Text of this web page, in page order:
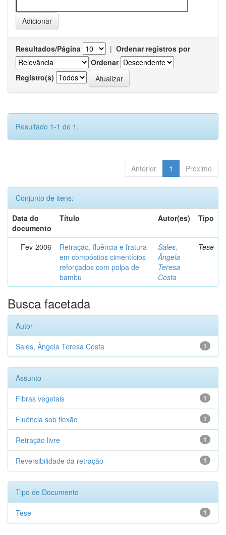
Resultados/Página | Ordenar registros por
Ordenar
Registro(s)
Resultado 1-1 de 1.
Anterior 1 Próximo
Conjunto de itens:
Data do
documento
Título Autor(es) Tipo
Fev-2006
Retração, fluência e fratura
em compósitos cimentícios
reforçados com polpa de
bambu
Sales,
Ângela
Teresa
Costa
Tese
Busca facetada
Autor
1
Sales, Ângela Teresa Costa
Assunto
1
Fibras vegetais
1
Fluência sob flexão
1
Retração livre
1
Reversibilidade da retração
Tipo de Documento
1
Tese